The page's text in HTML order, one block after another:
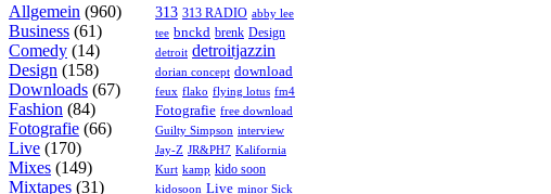
Allgemein (960)
Business (61)
Comedy (14)
Design (158)
Downloads (67)
Fashion (84)
Fotografie (66)
Live (170)
Mixes (149)
Mixtapes (31)
313 313 RADIO abby lee
tee bnckd brenk Design
detroit detroitjazzin
dorian concept download
feux flako flying lotus fm4
Fotografie free download
Guilty Simpson interview
Jay-Z JR&PH7 Kalifornia
Kurt kamp kido soon
kidosoon Live minor Sick